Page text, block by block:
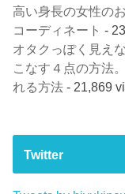
高い身長の女性の
コーディネート -
オタクっぽく見え
こなす４点の方法
れる方法 - 21,869
Twitter